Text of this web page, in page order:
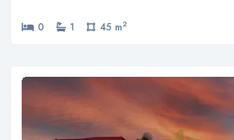
0 1 45 m2